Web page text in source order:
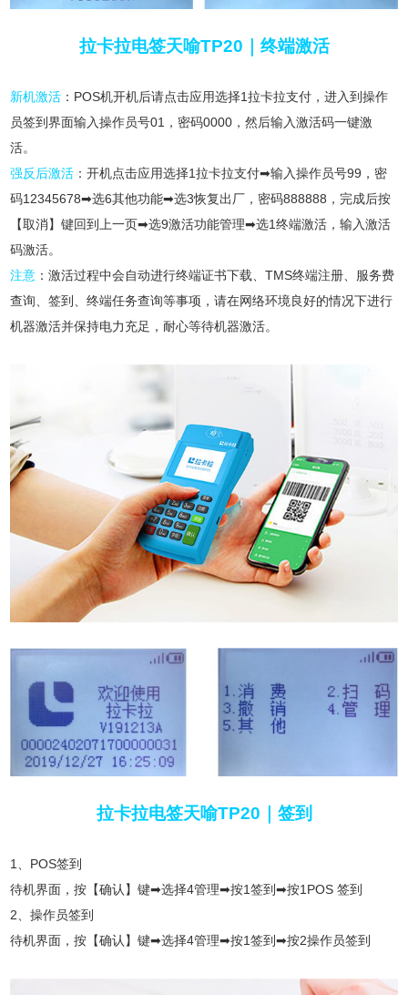
拉卡拉电签天喻TP20｜终端激活
新机激活 ：POS机开机后请点击应用选择1拉卡拉支付，进入到操作
员签到界面输入操作员号01，密码0000，然后输入激活码一键激
活。
强反后激活 ：开机点击应用选择1拉卡拉支付➡输入操作员号99，密
码12345678➡选6其他功能➡选3恢复出厂，密码888888，完成后按
【取消】键回到上一页➡选9激活功能管理➡选1终端激活，输入激活
码激活。
注意 ：激活过程中会自动进行终端证书下载、TMS终端注册、服务费
查询、签到、终端任务查询等事项，请在网络环境良好的情况下进行
机器激活并保持电力充足，耐心等待机器激活。
拉卡拉电签天喻TP20｜签到
1、POS签到
待机界面，按【确认】键➡选择4管理➡按1签到➡按1POS 签到
2、操作员签到
待机界面，按【确认】键➡选择4管理➡按1签到➡按2操作员签到